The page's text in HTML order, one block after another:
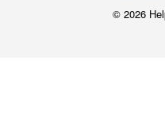
© 2026